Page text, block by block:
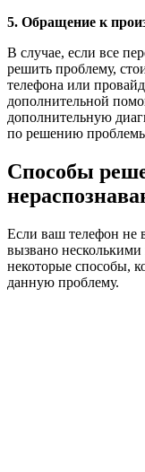
5. Обращение к
В случае, если все
решить проблему,
телефона или
дополнительной
дополнительную
по решению
Способы
Если ваш телефон не
вызвано
некоторые способы,
данную проблему.